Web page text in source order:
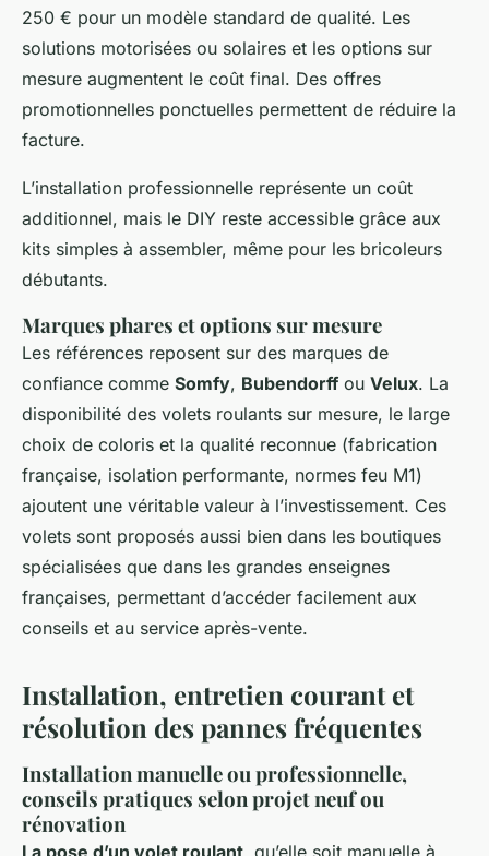
250 € pour un modèle standard de qualité. Les
solutions motorisées ou solaires et les options sur
mesure augmentent le coût final. Des offres
promotionnelles ponctuelles permettent de réduire la
facture.
L’installation professionnelle représente un coût
additionnel, mais le DIY reste accessible grâce aux
kits simples à assembler, même pour les bricoleurs
débutants.
Marques phares et options sur mesure
Les références reposent sur des marques de
confiance comme Somfy, Bubendorff ou Velux. La
disponibilité des volets roulants sur mesure, le large
choix de coloris et la qualité reconnue (fabrication
française, isolation performante, normes feu M1)
ajoutent une véritable valeur à l’investissement. Ces
volets sont proposés aussi bien dans les boutiques
spécialisées que dans les grandes enseignes
françaises, permettant d’accéder facilement aux
conseils et au service après-vente.
Installation, entretien courant et
résolution des pannes fréquentes
Installation manuelle ou professionnelle,
conseils pratiques selon projet neuf ou
rénovation